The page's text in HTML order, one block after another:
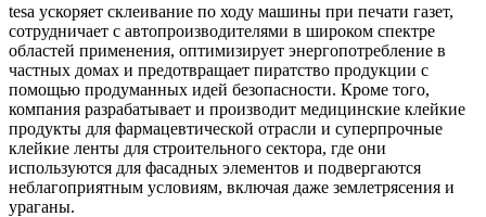
tesa ускоряет склеивание по ходу машины при печати газет,
сотрудничает с автопроизводителями в широком спектре
областей применения, оптимизирует энергопотребление в
частных домах и предотвращает пиратство продукции с
помощью продуманных идей безопасности. Кроме того,
компания разрабатывает и производит медицинские клейкие
продукты для фармацевтической отрасли и суперпрочные
клейкие ленты для строительного сектора, где они
используются для фасадных элементов и подвергаются
неблагоприятным условиям, включая даже землетрясения и
ураганы.